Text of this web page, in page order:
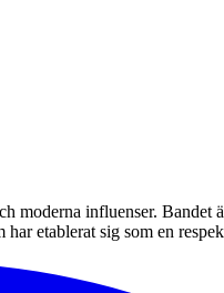
influenser. Bandet
etablerat sig som en